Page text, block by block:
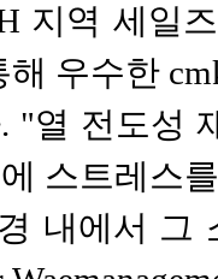
지역 세일
해 우수한
"열 전도성
스트레스
내에서